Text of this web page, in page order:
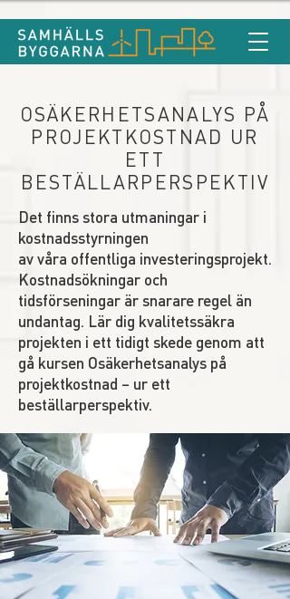
OSÄKERHETSANALYS PÅ
PROJEKTKOSTNAD UR
ETT
BESTÄLLARPERSPEKTIV
Det finns stora utmaningar i
kostnadsstyrningen
av våra offentliga investeringsprojekt.
Kostnadsökningar och
tidsförseningar är snarare regel än
undantag. Lär dig kvalitetssäkra
projekten i ett tidigt skede genom att
gå kursen Osäkerhetsanalys på
projektkostnad – ur ett
beställarperspektiv.